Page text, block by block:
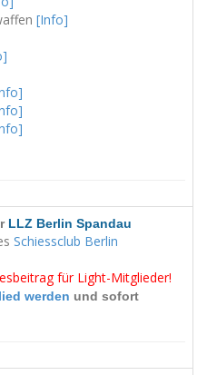
[Info]
LLZ Berlin Spandau
Schiessclub Berlin
für Light-Mitglieder!
werden und sofort